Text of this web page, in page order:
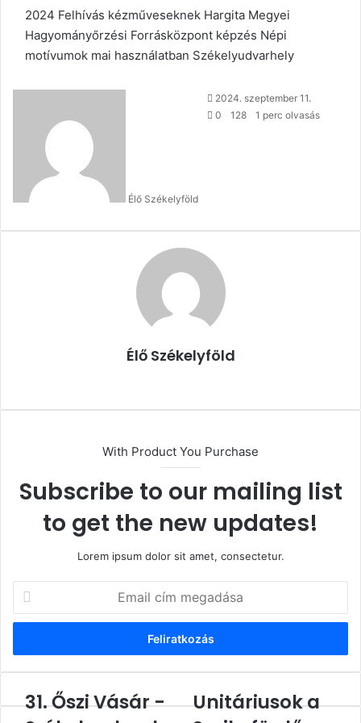
2024 Felhívás kézműveseknek Hargita Megyei
Hagyományőrzési Forrásközpont képzés Népi
motívumok mai használatban Székelyudvarhely
Élő Székelyföld
Send
an
2024. szeptember 11.
0
128 1 perc olvasás
Élő Székelyföld
With Product You Purchase
Subscribe to our mailing list
to get the new updates!
Lorem ipsum dolor sit amet, consectetur.
cím
megadása
31.
31. Őszi Vásár -
Unitáriusok
Unitáriusok a